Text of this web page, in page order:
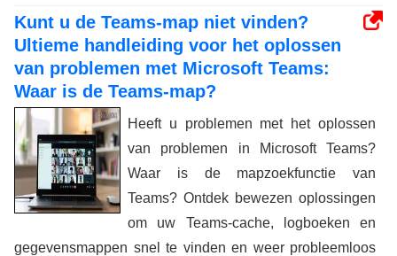
Kunt u de Teams-map niet vinden?
Ultieme handleiding voor het oplossen
van problemen met Microsoft Teams:
Waar is de Teams-map?
Heeft u problemen met het oplossen
van problemen in Microsoft Teams?
Waar is de mapzoekfunctie van
Teams? Ontdek bewezen oplossingen
om uw Teams-cache, logboeken en
gegevensmappen snel te vinden en weer probleemloos